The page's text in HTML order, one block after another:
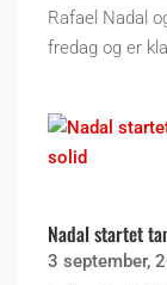
Rafael Nadal
fredag og er
Nadal startet
3 september,